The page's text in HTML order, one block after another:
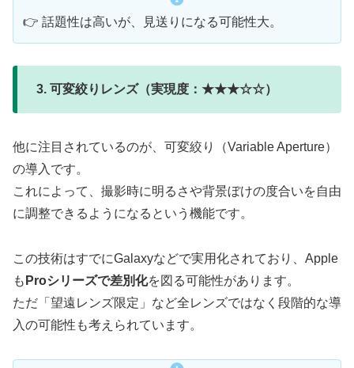
👉 話題性は高いが、見送りになる可能性大。
3. 可変絞りレンズ（実現度：★★★☆☆）
他に注目されているのが、可変絞り（Variable Aperture）
の導入です。
これによって、撮影時に明るさや背景ぼけの度合いを自由
に調整できるようになるという機能です。
この技術はすでにGalaxyなどで実用化されており、Apple
も Proシリーズで差別化を図る可能性があります。
ただ「望遠レンズ限定」など全レンズではなく段階的な導
入の可能性も考えられています。